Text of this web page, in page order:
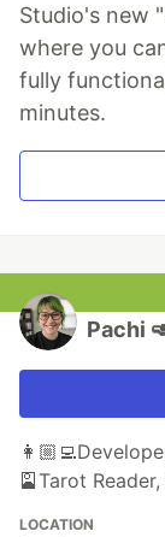
Studio's new
where you
fully
minutes.
Pachi
🎴Tarot
LOCATION